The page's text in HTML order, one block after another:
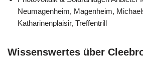
Neumagenheim, Magenheim,
Katharinenplaisir, Treffentrill
Wissenswertes über